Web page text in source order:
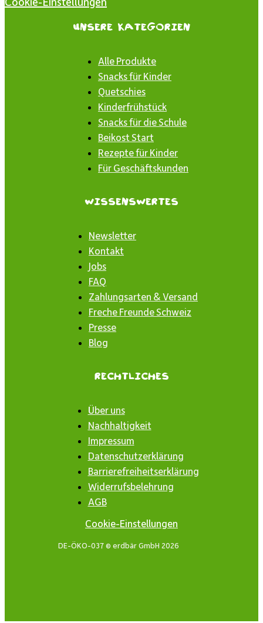
Unsere Kategorien
Alle Produkte
Snacks für Kinder
Quetschies
Kinderfrühstück
Snacks für die Schule
Beikost Start
Rezepte für Kinder
Für Geschäftskunden
Wissenswertes
Newsletter
Kontakt
Jobs
FAQ
Zahlungsarten & Versand
Freche Freunde Schweiz
Presse
Blog
Rechtliches
Über uns
Nachhaltigkeit
Impressum
Datenschutzerklärung
Barrierefreiheitserklärung
Widerrufsbelehrung
AGB
Cookie-Einstellungen
DE-ÖKO-037 © erdbär GmbH 2026